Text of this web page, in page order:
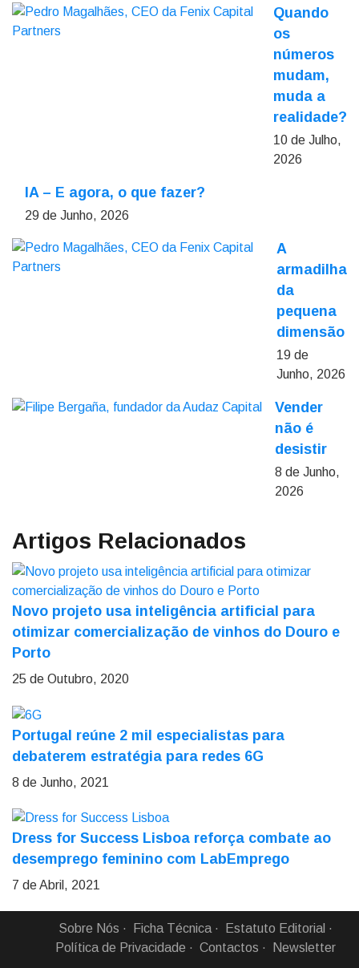
Quando
os
números
mudam,
muda a
realidade?
10 de Julho,
2026
IA – E agora, o que fazer?
29 de Junho, 2026
A
armadilha
da
pequena
dimensão
19 de
Junho, 2026
Vender
não é
desistir
8 de Junho,
2026
Artigos Relacionados
Novo projeto usa inteligência artificial para
otimizar comercialização de vinhos do Douro e
Porto
25 de Outubro, 2020
Portugal reúne 2 mil especialistas para
debaterem estratégia para redes 6G
8 de Junho, 2021
Dress for Success Lisboa reforça combate ao
desemprego feminino com LabEmprego
7 de Abril, 2021
Sobre Nós Ficha Técnica
Estatuto Editorial
Política de Privacidade
Contactos Newsletter